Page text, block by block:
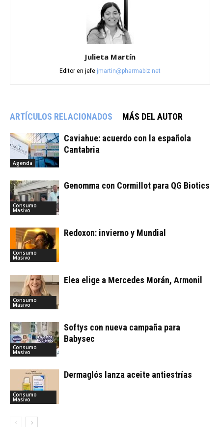
Julieta Martín
Editor en jefe jmartin@pharmabiz.net
ARTÍCULOS RELACIONADOS MÁS DEL AUTOR
Agenda
Caviahue: acuerdo con la española
Cantabria
Consumo
Masivo
Genomma con Cormillot para QG Biotics
Consumo
Masivo
Redoxon: invierno y Mundial
Consumo
Masivo
Elea elige a Mercedes Morán, Armonil
Consumo
Masivo
Softys con nueva campaña para
Babysec
Consumo
Masivo
Dermaglós lanza aceite antiestrías